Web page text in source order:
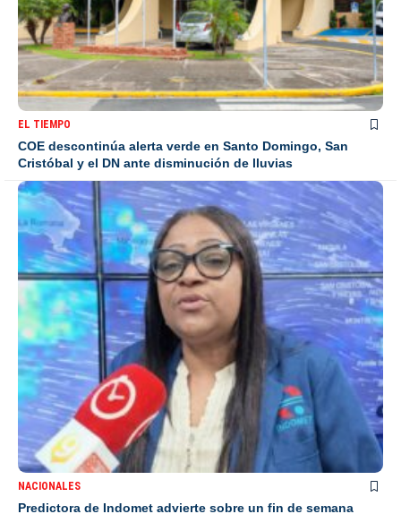
EL TIEMPO
COE descontinúa alerta verde en Santo Domingo, San
Cristóbal y el DN ante disminución de lluvias
NACIONALES
Predictora de Indomet advierte sobre un fin de semana